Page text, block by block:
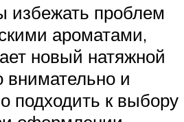
избежать проблем
ароматами,
новый натяжной
внимательно и
подходить к выбору